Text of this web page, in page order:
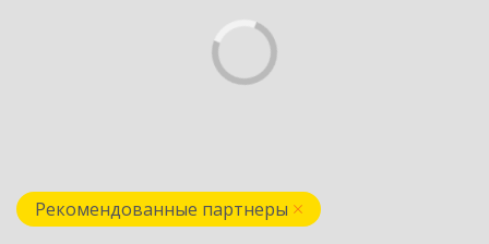
Рекомендованные партнеры